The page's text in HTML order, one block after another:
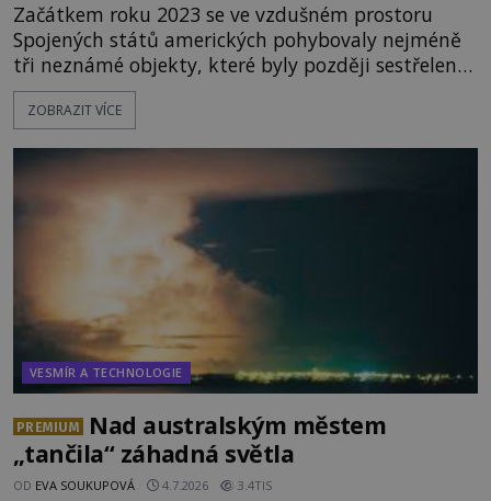
Začátkem roku 2023 se ve vzdušném prostoru
Spojených států amerických pohybovaly nejméně
tři neznámé objekty, které byly později sestřeleny.
Do dnešních dnů nebyly trosky těchto létajících
těles objeveny. Je možné, že šlo o nějaké nové
mimozemského původu? Dne 4. února roku 2023
vydává
ZOBRAZIT VÍCE
VESMÍR A TECHNOLOGIE
PREMIUM
Nad australským městem
„tančila“ záhadná světla
OD EVA SOUKUPOVÁ 4.7.2026 3.4TIS